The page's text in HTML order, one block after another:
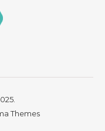
Themes